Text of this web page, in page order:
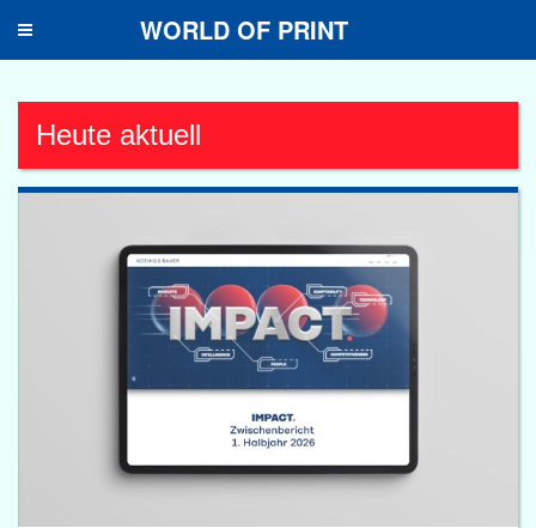
Toggle
WORLD OF PRINT
Heute aktuell